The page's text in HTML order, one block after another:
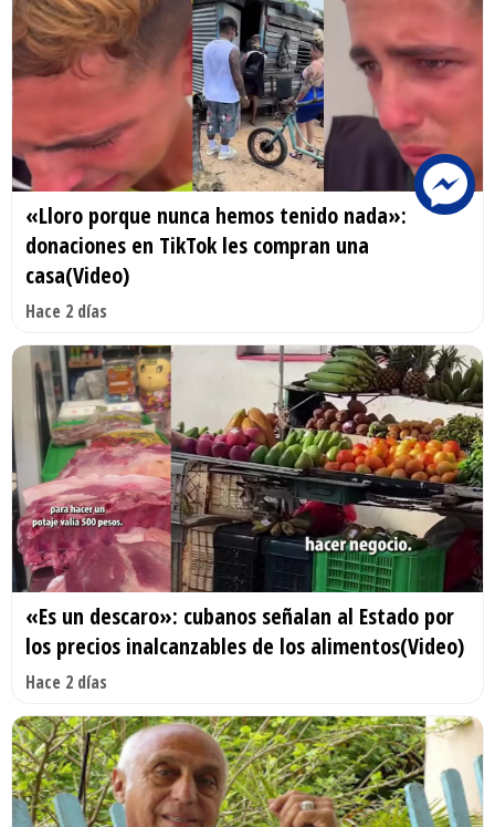
«Lloro porque nunca hemos tenido nada»:
donaciones en TikTok les compran una
casa(Video)
Hace 2 días
«Es un descaro»: cubanos señalan al Estado por
los precios inalcanzables de los alimentos(Video)
Hace 2 días